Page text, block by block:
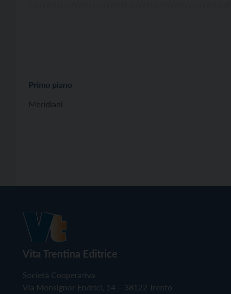
Primo piano
Meridiani
Vita Trentina Editrice
Società Cooperativa
Via Monsignor Endrici, 14 – 38122 Trento